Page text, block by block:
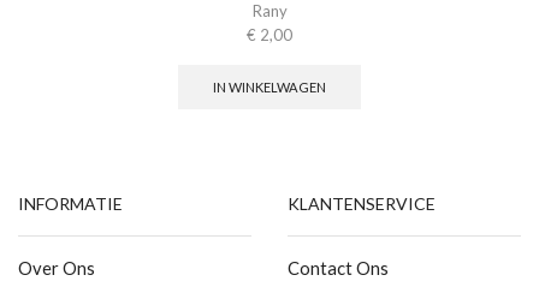
Rany
€ 2,00
IN WINKELWAGEN
INFORMATIE
Over Ons
KLANTENSERVICE
Contact Ons